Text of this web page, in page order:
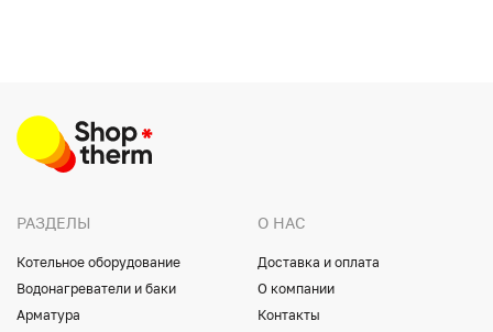
РАЗДЕЛЫ
Котельное оборудование
Водонагреватели и баки
Арматура
О НАС
Доставка и оплата
О компании
Контакты